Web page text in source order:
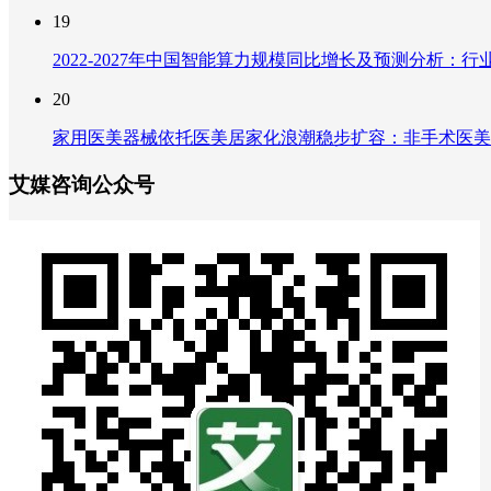
19
2022-2027年中国智能算力规模同比增长及预测分析：
20
家用医美器械依托医美居家化浪潮稳步扩容：非手术医
艾媒咨询公众号